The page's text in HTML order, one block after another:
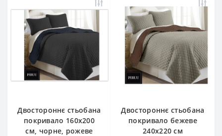
Двостороннє стьобана
покривало 160x200
см, чорне, рожеве
Двостороннє стьобана
покривало бежеве
240x220 см